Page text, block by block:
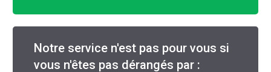
Notre service n'est pas pour vous si
vous n'êtes pas dérangés par :